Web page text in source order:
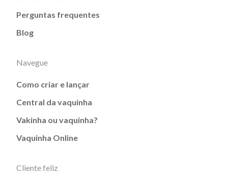
Perguntas frequentes
Blog
Navegue
Como criar e lançar
Central da vaquinha
Vakinha ou vaquinha?
Vaquinha Online
Cliente feliz